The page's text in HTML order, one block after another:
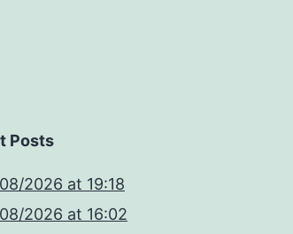
Posts
2026 at 19:18
2026 at 16:02